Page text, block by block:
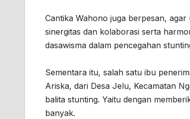
Cantika Wahono juga berpesan,
sinergitas dan kolaborasi serta
dasawisma dalam pencegahan
Sementara itu, salah satu ibu
Ariska, dari Desa Jelu, Kecamatan
balita stunting. Yaitu dengan
banyak.